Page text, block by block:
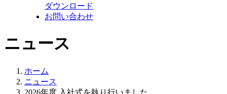
ダウンロード
お問い合わせ
ニュース
ホーム
ニュース
2026年度 入社式を執り行いました